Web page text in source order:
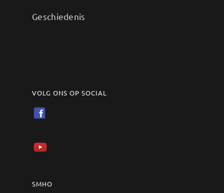
Geschiedenis
VOLG ONS OP SOCIAL
SMHO